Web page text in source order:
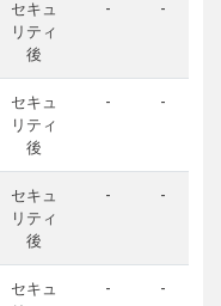
セキュ
リティ
後
- -
セキュ
リティ
後
- -
セキュ
リティ
後
- -
セキュ
- -